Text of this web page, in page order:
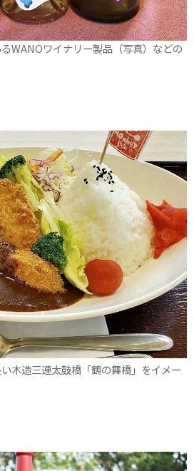
WANOワイナリー製品（写真）などの
木造三連太鼓橋「鶴の舞橋」をイメー